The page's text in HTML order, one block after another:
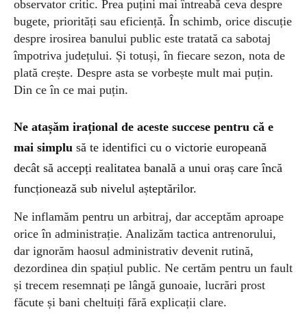
observator critic. Prea puțini mai întreabă ceva despre
bugete, priorități sau eficiență. În schimb, orice discuție
despre irosirea banului public este tratată ca sabotaj
împotriva județului. Și totuși, în fiecare sezon, nota de
plată crește. Despre asta se vorbește mult mai puțin.
Din ce în ce mai puțin.
Ne atașăm irațional de aceste succese pentru că e
mai simplu să te identifici cu o victorie europeană
decât să accepți realitatea banală a unui oraș care încă
funcționează sub nivelul așteptărilor.
Ne inflamăm pentru un arbitraj, dar acceptăm aproape
orice în administrație. Analizăm tactica antrenorului,
dar ignorăm haosul administrativ devenit rutină,
dezordinea din spațiul public. Ne certăm pentru un fault
și trecem resemnați pe lângă gunoaie, lucrări prost
făcute și bani cheltuiți fără explicații clare.